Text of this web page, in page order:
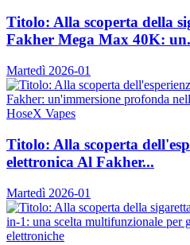
Titolo: Alla scoperta della
Fakher Mega Max 40K:
Martedì 2026-01
Titolo: Alla scoperta
elettronica Al Fakher...
Martedì 2026-01